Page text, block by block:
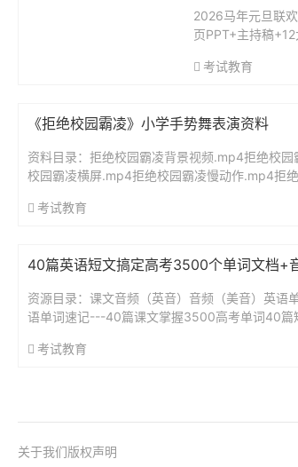
2026马年元旦联
页PPT+主持稿
考试教育
《拒绝校园霸凌》小学手势舞表演资料
资料目录：拒绝校园霸凌背景视频.mp4拒绝校
校园霸凌横屏.mp4拒绝校园霸凌慢动作.mp4拒
考试教育
40篇英语短文搞定高考3500个单词文档+
资源目录：课文音频（英音）音频（美音）英语
语单词速记---40篇课文掌握3500高考单词40篇
考试教育
关于我们版权声明